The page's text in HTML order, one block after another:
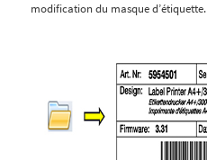
modification du masque d’étiquette.